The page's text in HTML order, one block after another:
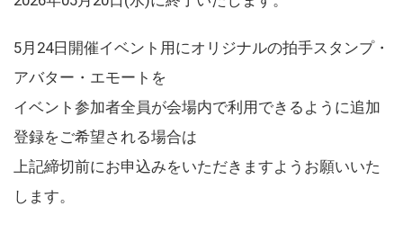
5月24日開催イベント用にオリジナルの拍手スタンプ・
アバター・エモートを
イベント参加者全員が会場内で利用できるように追加
登録をご希望される場合は
上記締切前にお申込みをいただきますようお願いいた
します。